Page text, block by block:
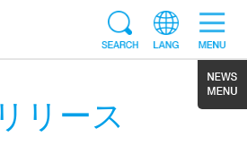
リース